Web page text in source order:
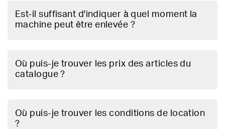
Est-il suffisant d'indiquer à quel moment la
machine peut être enlevée ?
Où puis-je trouver les prix des articles du
catalogue ?
Où puis-je trouver les conditions de location
?